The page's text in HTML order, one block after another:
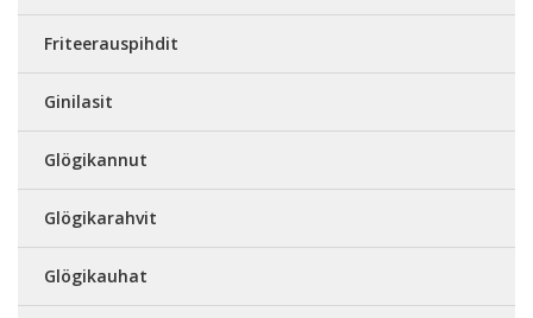
Friteerauspihdit
Ginilasit
Glögikannut
Glögikarahvit
Glögikauhat